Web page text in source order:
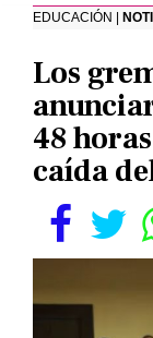
EDUCACIÓN |
Los
48
caída